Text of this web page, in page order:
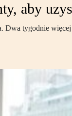
aby
tygodnie